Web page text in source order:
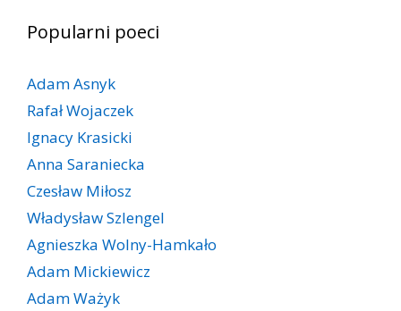
Popularni poeci
Adam Asnyk
Rafał Wojaczek
Ignacy Krasicki
Anna Saraniecka
Czesław Miłosz
Władysław Szlengel
Agnieszka Wolny-Hamkało
Adam Mickiewicz
Adam Ważyk